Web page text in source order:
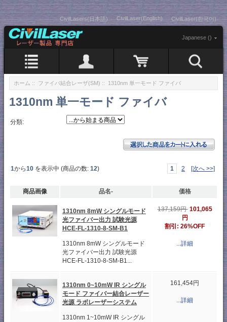
CivilLasers(日本語) CivilLaser(English) CivilLaser(한국어)
Japanese ()
ホーム :: ファイバ結合レーザ(SM) :: 1310nm 単一モード ファイバ
1310nm 単一モード ファイバ
分類:
1から10 を表示中 (商品の数: 12) 1 2 [次へ >>]
商品画像 品名- 価格
1310nm 8mW シングルモード
光ファイバー出力 試験光源
HCE-FL-1310-8-SM-B1
1310nm 8mW シングルモード
光ファイバー出力 試験光源
HCE-FL-1310-8-SM-B1...
137,159円 101,065
円
割引: 26%OFF
...詳細
1310nm 0~10mW IR シングル
モード ファイバー結合レーザー
光源 ラボレーザーシステム
1310nm 1~10mW IR シングル
161,454円
...詳細